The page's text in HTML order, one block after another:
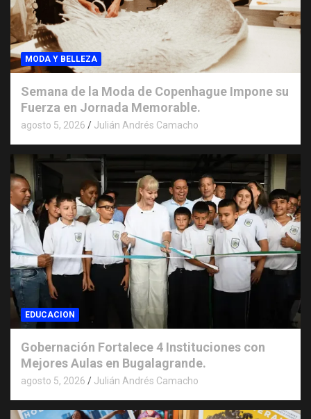
MODA Y BELLEZA
Semana de la Moda de Copenhague Impone su
Fuerza en Jornada Memorable.
agosto 5, 2026 Julián Andrés Camacho
EDUCACION
Gobernación Fortalece 4 Instituciones con
Mejores Aulas en Bugalagrande.
agosto 5, 2026 Julián Andrés Camacho